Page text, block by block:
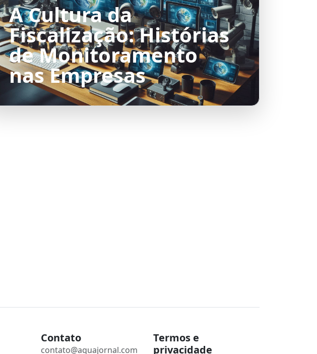
A Cultura da
Fiscalização: Histórias
de Monitoramento
nas Empresas
Contato
contato@aquajornal.com
Termos e
privacidade